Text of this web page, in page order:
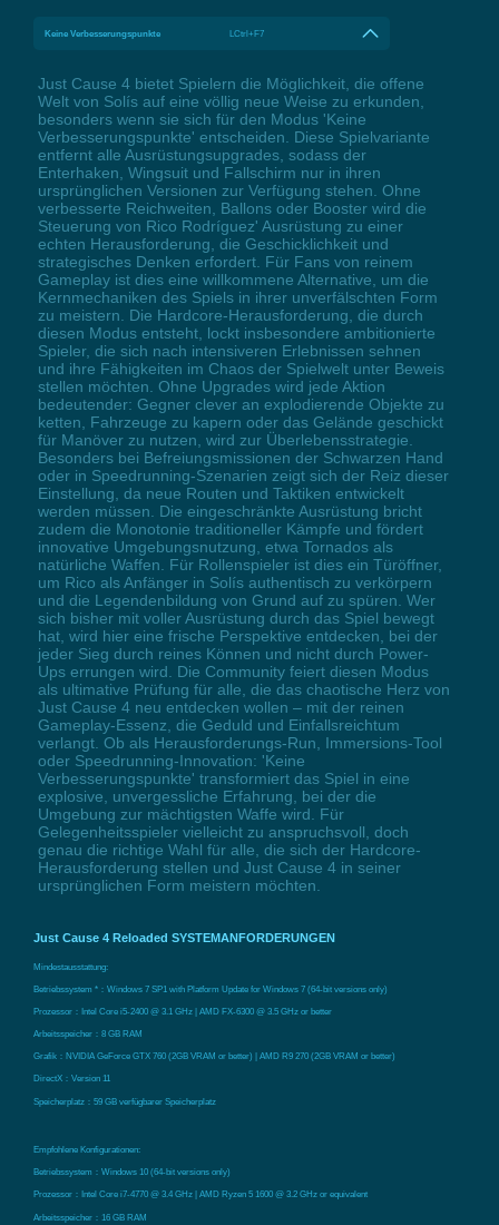
Keine Verbesserungspunkte LCtrl+F7
Just Cause 4 bietet Spielern die Möglichkeit, die offene
Welt von Solís auf eine völlig neue Weise zu erkunden,
besonders wenn sie sich für den Modus 'Keine
Verbesserungspunkte' entscheiden. Diese Spielvariante
entfernt alle Ausrüstungsupgrades, sodass der
Enterhaken, Wingsuit und Fallschirm nur in ihren
ursprünglichen Versionen zur Verfügung stehen. Ohne
verbesserte Reichweiten, Ballons oder Booster wird die
Steuerung von Rico Rodríguez' Ausrüstung zu einer
echten Herausforderung, die Geschicklichkeit und
strategisches Denken erfordert. Für Fans von reinem
Gameplay ist dies eine willkommene Alternative, um die
Kernmechaniken des Spiels in ihrer unverfälschten Form
zu meistern. Die Hardcore-Herausforderung, die durch
diesen Modus entsteht, lockt insbesondere ambitionierte
Spieler, die sich nach intensiveren Erlebnissen sehnen
und ihre Fähigkeiten im Chaos der Spielwelt unter Beweis
stellen möchten. Ohne Upgrades wird jede Aktion
bedeutender: Gegner clever an explodierende Objekte zu
ketten, Fahrzeuge zu kapern oder das Gelände geschickt
für Manöver zu nutzen, wird zur Überlebensstrategie.
Besonders bei Befreiungsmissionen der Schwarzen Hand
oder in Speedrunning-Szenarien zeigt sich der Reiz dieser
Einstellung, da neue Routen und Taktiken entwickelt
werden müssen. Die eingeschränkte Ausrüstung bricht
zudem die Monotonie traditioneller Kämpfe und fördert
innovative Umgebungsnutzung, etwa Tornados als
natürliche Waffen. Für Rollenspieler ist dies ein Türöffner,
um Rico als Anfänger in Solís authentisch zu verkörpern
und die Legendenbildung von Grund auf zu spüren. Wer
sich bisher mit voller Ausrüstung durch das Spiel bewegt
hat, wird hier eine frische Perspektive entdecken, bei der
jeder Sieg durch reines Können und nicht durch Power-
Ups errungen wird. Die Community feiert diesen Modus
als ultimative Prüfung für alle, die das chaotische Herz von
Just Cause 4 neu entdecken wollen – mit der reinen
Gameplay-Essenz, die Geduld und Einfallsreichtum
verlangt. Ob als Herausforderungs-Run, Immersions-Tool
oder Speedrunning-Innovation: 'Keine
Verbesserungspunkte' transformiert das Spiel in eine
explosive, unvergessliche Erfahrung, bei der die
Umgebung zur mächtigsten Waffe wird. Für
Gelegenheitsspieler vielleicht zu anspruchsvoll, doch
genau die richtige Wahl für alle, die sich der Hardcore-
Herausforderung stellen und Just Cause 4 in seiner
ursprünglichen Form meistern möchten.
Just Cause 4 Reloaded SYSTEMANFORDERUNGEN
Mindestausstattung:
Betriebssystem *：Windows 7 SP1 with Platform Update for Windows 7 (64-bit versions only)
Prozessor：Intel Core i5-2400 @ 3.1 GHz | AMD FX-6300 @ 3.5 GHz or better
Arbeitsspeicher：8 GB RAM
Grafik：NVIDIA GeForce GTX 760 (2GB VRAM or better) | AMD R9 270 (2GB VRAM or better)
DirectX：Version 11
Speicherplatz：59 GB verfügbarer Speicherplatz
Empfohlene Konfigurationen:
Betriebssystem：Windows 10 (64-bit versions only)
Prozessor：Intel Core i7-4770 @ 3.4 GHz | AMD Ryzen 5 1600 @ 3.2 GHz or equivalent
Arbeitsspeicher：16 GB RAM